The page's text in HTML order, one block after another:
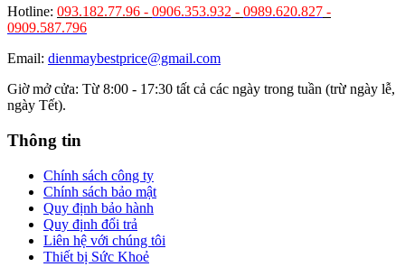
Hotline: 093.182.77.96 - 0906.353.932 - 0989.620.827 -
0909.587.796
Email: dienmaybestprice@gmail.com
Giờ mở cửa: Từ 8:00 - 17:30 tất cả các ngày trong tuần (trừ ngày lễ,
ngày Tết).
Thông tin
Chính sách công ty
Chính sách bảo mật
Quy định bảo hành
Quy định đổi trả
Liên hệ với chúng tôi
Thiết bị Sức Khoẻ